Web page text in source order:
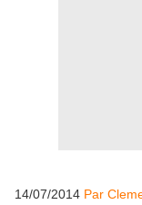
14/07/2014 Par